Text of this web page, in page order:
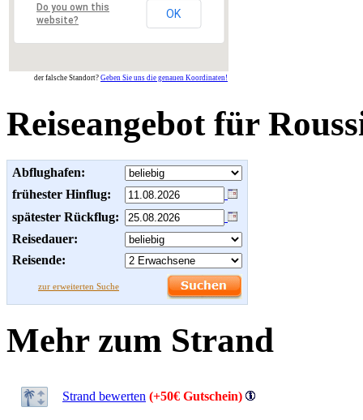
Do you own this
website?
OK
der falsche Standort? Geben Sie uns die genauen Koordinaten!
Reiseangebot für
Abflughafen:
frühester Hinflug:
spätester Rückflug:
Reisedauer:
Reisende:
zur erweiterten Suche
Mehr zum Strand
Strand bewerten (+50€ Gutschein)